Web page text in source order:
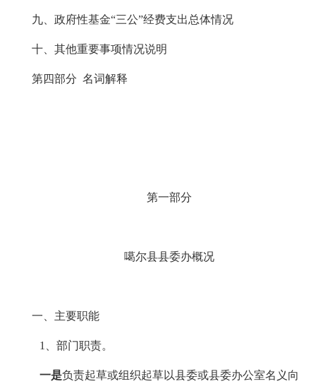
九、政府性基金“三公”经费支出总体情况
十 、其他重要事项情况说明
第四部分 名词解释
第一部分
噶尔县县委办概况
一、主要职能
1、部门职责。
一是负责起草或组织起草以县委或县委办公室名义向